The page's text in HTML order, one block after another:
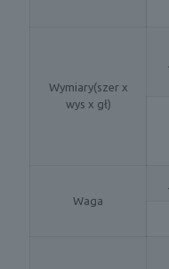
Wymiary(szer x
wys x gł)
Waga